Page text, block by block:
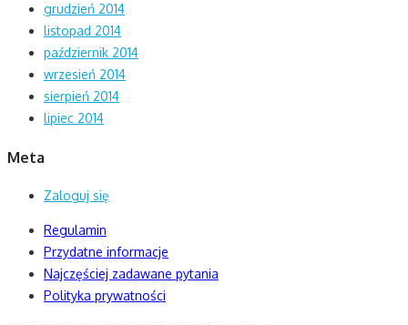
grudzień 2014
listopad 2014
październik 2014
wrzesień 2014
sierpień 2014
lipiec 2014
Meta
Zaloguj się
Regulamin
Przydatne informacje
Najczęściej zadawane pytania
Polityka prywatności